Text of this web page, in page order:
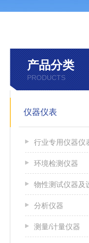
产品分类
PRODUCTS
仪器仪表
行业专用仪器仪
环境检测仪器
物性测试仪器及
分析仪器
测量/计量仪器